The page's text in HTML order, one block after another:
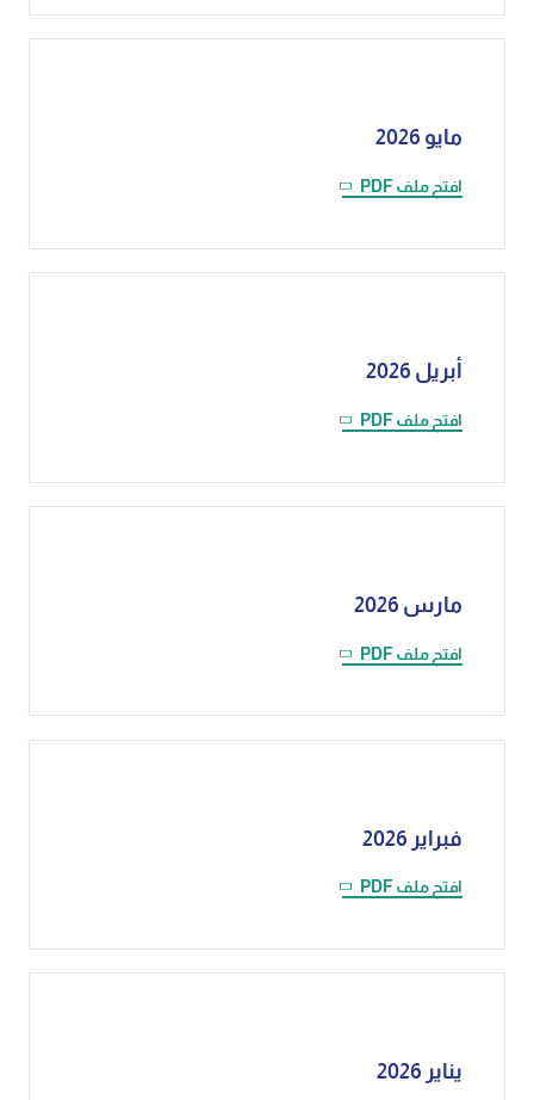
مايو 2026
افتح ملف PDF
أبريل 2026
افتح ملف PDF
مارس 2026
افتح ملف PDF
فبراير 2026
افتح ملف PDF
يناير 2026